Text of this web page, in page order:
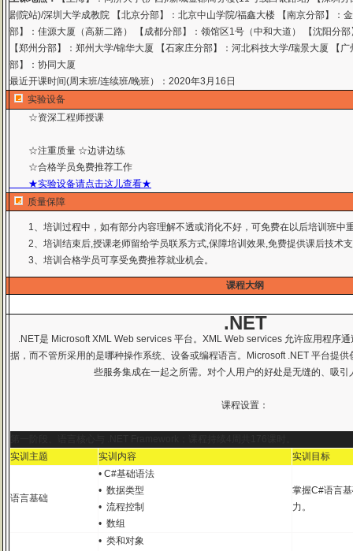
剧院站)/深圳大学成教院 【北京分部】：北京中山学院/福鑫大楼 【南京分部】：
部】：佳源大厦（高新二路） 【成都分部】：领馆区1号（中和大道） 【沈阳分
【郑州分部】：郑州大学/锦华大厦 【石家庄分部】：河北科技大学/瑞景大厦 【
部】：协同大厦
最近开课时间(周末班/连续班/晚班）：2020年3月16日
实验设备
☆资深工程师授课
☆注重质量 ☆边讲边练
☆合格学员免费推荐工作
★实验设备请点击这儿查看★
质量保障
1、培训过程中，如有部分内容理解不透或消化不好，可免费在以后培训班中
2、培训结束后,授课老师留给学员联系方式,保障培训效果,免费提供课后技术
3、培训合格学员可享受免费推荐就业机会。
课程大纲
.NET
.NET是 Microsoft XML Web services 平台。XML Web services 允许应用程序
据，而不管所采用的是哪种操作系统、设备或编程语言。Microsoft .NET 平台提
些服务集成在一起之所需。对个人用户的好处是无缝的、吸引
课程设置：
实训主题
实训内容 实训目标
语言基础
• C#基础语法
• 数据类型
• 流程控制
• 数组
掌握C#语言
力。
• 类和对象